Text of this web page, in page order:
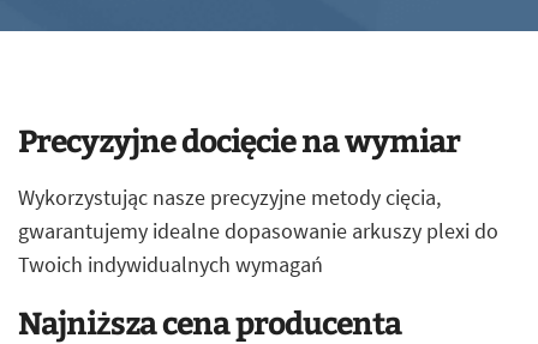
Precyzyjne docięcie na wymiar
Wykorzystując nasze precyzyjne metody cięcia,
gwarantujemy idealne dopasowanie arkuszy plexi do
Twoich indywidualnych wymagań
Najniższa cena producenta